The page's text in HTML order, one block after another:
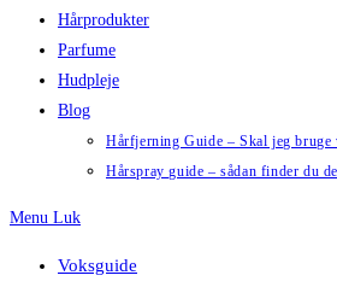
Hårprodukter
Parfume
Hudpleje
Blog
Hårfjerning Guide – Skal jeg bruge
Hårspray guide – sådan finder du
Menu Luk
Voksguide